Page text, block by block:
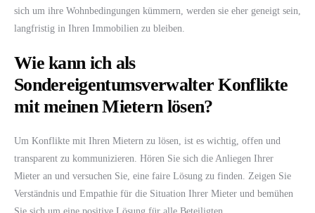
sich um ihre Wohnbedingungen kümmern, werden sie eher geneigt sein,
langfristig in Ihren Immobilien zu bleiben.
Wie kann ich als
Sondereigentumsverwalter Konflikte
mit meinen Mietern lösen?
Um Konflikte mit Ihren Mietern zu lösen, ist es wichtig, offen und
transparent zu kommunizieren. Hören Sie sich die Anliegen Ihrer
Mieter an und versuchen Sie, eine faire Lösung zu finden. Zeigen Sie
Verständnis und Empathie für die Situation Ihrer Mieter und bemühen